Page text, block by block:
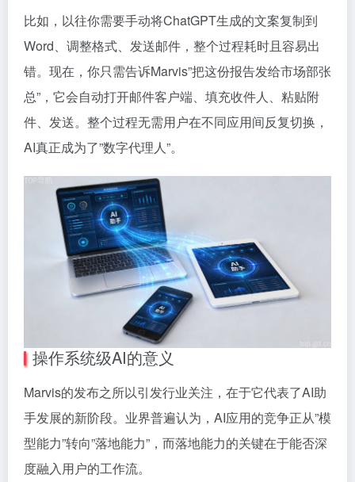
比如，以往你需要手动将ChatGPT生成的文案复制到
Word、调整格式、发送邮件，整个过程耗时且容易出
错。现在，你只需告诉Marvis”把这份报告发给市场部张
总”，它会自动打开邮件客户端、填充收件人、粘贴附
件、发送。整个过程无需用户在不同应用间反复切换，
AI真正成为了”数字代理人”。
操作系统级AI的意义
Marvis的发布之所以引发行业关注，在于它代表了AI助
手发展的新阶段。业界普遍认为，AI应用的竞争正从”模
型能力”转向”落地能力”，而落地能力的关键在于能否深
度融入用户的工作流。